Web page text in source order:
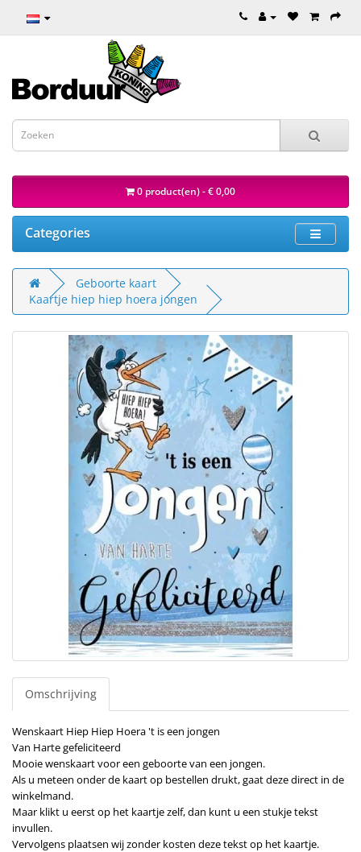
0 product(en) - € 0,00
Categories
Geboorte kaart
Kaartje hiep hiep hoera jongen
Omschrijving
Wenskaart Hiep Hiep Hoera 't is een jongen
Van Harte gefeliciteerd
Mooie wenskaart voor een geboorte van een jongen.
Als u meteen onder de kaart op bestellen drukt, gaat deze direct in de
winkelmand.
Maar klikt u eerst op het kaartje zelf, dan kunt u een stukje tekst
invullen.
Vervolgens plaatsen wij zonder kosten deze tekst op het kaartje.